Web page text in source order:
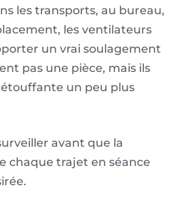
les transports, au bureau,
les ventilateurs
un vrai soulagement
pas une pièce, mais ils
un peu plus
avant que la
chaque trajet en séance